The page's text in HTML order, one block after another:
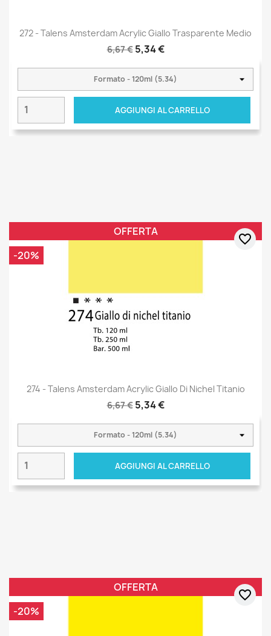
272 - Talens Amsterdam Acrylic Giallo Trasparente Medio
6,67 € 5,34 €
AGGIUNGI AL CARRELLO
274 - Talens Amsterdam Acrylic Giallo Di Nichel Titanio
6,67 € 5,34 €
AGGIUNGI AL CARRELLO
OFFERTA
-20%
favorite_border
OFFERTA
-20%
favorite_border